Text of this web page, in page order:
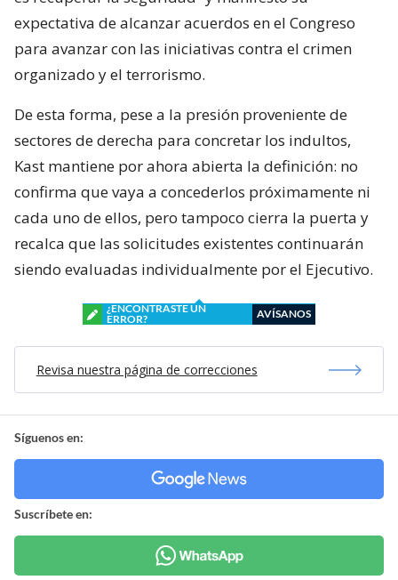
expectativa de alcanzar acuerdos en el Congreso
para avanzar con las iniciativas contra el crimen
organizado y el terrorismo.
De esta forma, pese a la presión proveniente de
sectores de derecha para concretar los indultos,
Kast mantiene por ahora abierta la definición: no
confirma que vaya a concederlos próximamente ni
cada uno de ellos, pero tampoco cierra la puerta y
recalca que las solicitudes existentes continuarán
siendo evaluadas individualmente por el Ejecutivo.
¿ENCONTRASTE UN
ERROR?
AVÍSANOS
Revisa nuestra página de correcciones
Síguenos en:
Suscríbete en: